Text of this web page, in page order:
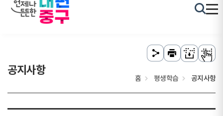
공지사항
홈 평생학습 공지사항